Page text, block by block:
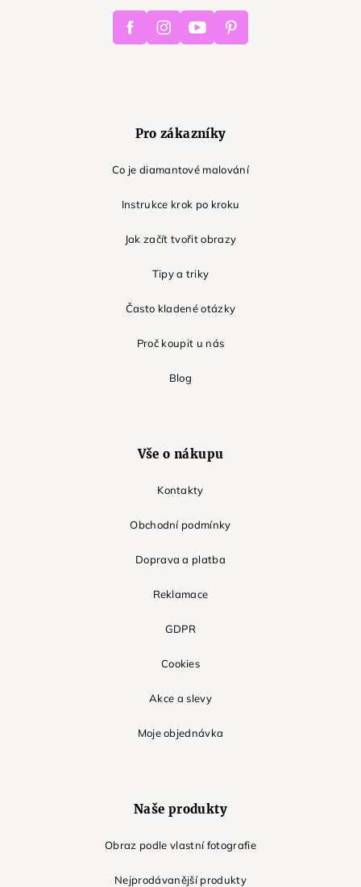
FacebookInstagramYoutube Pinterest
Pro zákazníky
Co je diamantové malování
Instrukce krok po kroku
Jak začít tvořit obrazy
Tipy a triky
Často kladené otázky
Proč koupit u nás
Blog
Vše o nákupu
Kontakty
Obchodní podmínky
Doprava a platba
Reklamace
GDPR
Cookies
Akce a slevy
Moje objednávka
Naše produkty
Obraz podle vlastní fotografie
Nejprodávanější produkty